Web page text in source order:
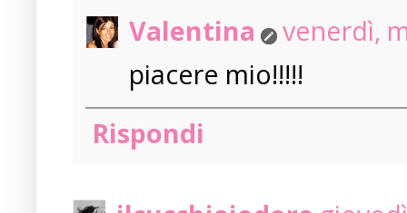
Valentina
venerdì,
piacere mio!!!!!
Rispondi